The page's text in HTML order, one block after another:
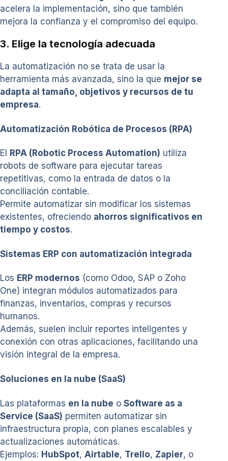
acelera la implementación, sino que también
mejora la confianza y el compromiso del equipo.
3. Elige la tecnología adecuada
La automatización no se trata de usar la
herramienta más avanzada, sino la que mejor se
adapta al tamaño, objetivos y recursos de tu
empresa.
Automatización Robótica de Procesos (RPA)
El RPA (Robotic Process Automation) utiliza
robots de software para ejecutar tareas
repetitivas, como la entrada de datos o la
conciliación contable.
Permite automatizar sin modificar los sistemas
existentes, ofreciendo ahorros significativos en
tiempo y costos.
Sistemas ERP con automatización integrada
Los ERP modernos (como Odoo, SAP o Zoho
One) integran módulos automatizados para
finanzas, inventarios, compras y recursos
humanos.
Además, suelen incluir reportes inteligentes y
conexión con otras aplicaciones, facilitando una
visión integral de la empresa.
Soluciones en la nube (SaaS)
Las plataformas en la nube o Software as a
Service (SaaS) permiten automatizar sin
infraestructura propia, con planes escalables y
actualizaciones automáticas.
Ejemplos: HubSpot, Airtable, Trello, Zapier, o